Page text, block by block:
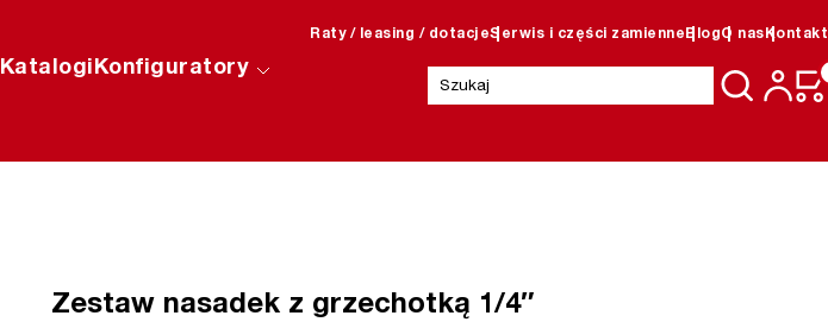
Raty / leasing / dotacjeSerwis i części zamienne BlogO nas Kontakt
KatalogiKonfiguratory
Szukaj:
Zestaw nasadek z grzechotką 1/4″